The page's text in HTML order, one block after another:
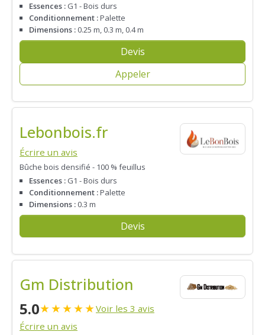
Essences : G1 - Bois durs
Conditionnement :Palette
Dimensions : 0.25 m, 0.3 m, 0.4 m
Devis
Appeler
Lebonbois.fr
Écrire un avis
Bûche bois densifié - 100 % feuillus
Essences : G1 - Bois durs
Conditionnement :Palette
Dimensions : 0.3 m
Devis
Gm Distribution
5.0★★★★★Voir les 3 avis
Écrire un avis